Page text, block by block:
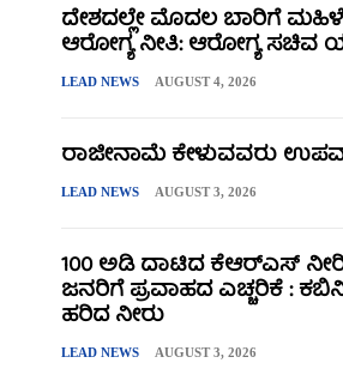
ದೇಶದಲ್ಲೇ ಮೊದಲ ಬಾರಿಗೆ
ಆರೋಗ್ಯ ನೀತಿ: ಆರೋಗ್ಯ ಸಚಿವ
LEAD NEWS AUGUST 4, 2026
ರಾಜೀನಾಮೆ ಕೇಳುವವರು
LEAD NEWS AUGUST 3, 2026
100 ಅಡಿ ದಾಟಿದ ಕೆಆರ್‌ಎಸ್
ಜನರಿಗೆ ಪ್ರವಾಹದ ಎಚ್ಚರಿಕೆ :
ಹರಿದ ನೀರು
LEAD NEWS AUGUST 3, 2026